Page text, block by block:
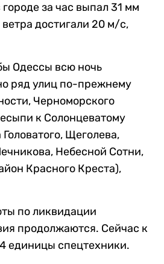
за час выпал 31 мм
достигали 20 м/с,
Одессы всю ночь
ряд улиц по-прежнему
Черноморского
к Солонцеватому
Щеголева,
Небесной Сотни,
Красного Креста),
по ликвидации
продолжаются. Сейчас к
единицы спецтехники.